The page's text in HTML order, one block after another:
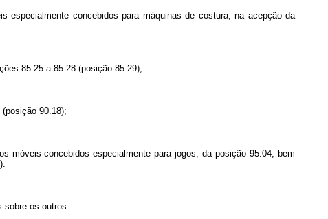
concebidos para máquinas de costura, na acepção da
85.25 a 85.28 (posição 85.29);
90.18);
móveis concebidos especialmente para jogos, da posição 95.04, bem
sobre os outros: